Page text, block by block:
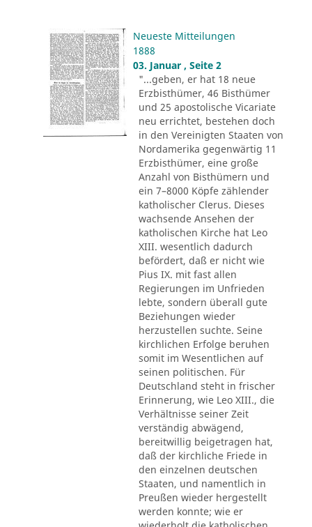
Neueste Mitteilungen
1888
03. Januar , Seite 2
"...geben, er hat 18 neue
Erzbisthümer, 46 Bisthümer
und 25 apostolische Vicariate
neu errichtet, bestehen doch
in den Vereinigten Staaten von
Nordamerika gegenwärtig 11
Erzbisthümer, eine große
Anzahl von Bisthümern und
ein 7–8000 Köpfe zählender
katholischer Clerus. Dieses
wachsende Ansehen der
katholischen Kirche hat Leo
XIII. wesentlich dadurch
befördert, daß er nicht wie
Pius IX. mit fast allen
Regierungen im Unfrieden
lebte, sondern überall gute
Beziehungen wieder
herzustellen suchte. Seine
kirchlichen Erfolge beruhen
somit im Wesentlichen auf
seinen politischen. Für
Deutschland steht in frischer
Erinnerung, wie Leo XIII., die
Verhältnisse seiner Zeit
verständig abwägend,
bereitwillig beigetragen hat,
daß der kirchliche Friede in
den einzelnen deutschen
Staaten, und namentlich in
Preußen wieder hergestellt
werden konnte; wie er